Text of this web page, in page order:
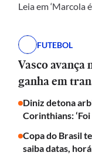
Leia em ‘Marcola
FUTEBOL
Vasco avança
ganha em
Diniz detona
Corinthians:
Copa do Brasil
saiba datas,